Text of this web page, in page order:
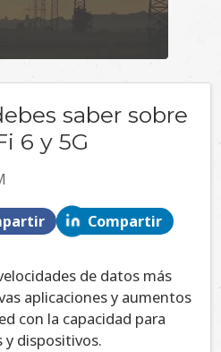
saber sobre
6 y 5G
Compartir
de datos más
aplicaciones y aumentos
con la capacidad para
y dispositivos.